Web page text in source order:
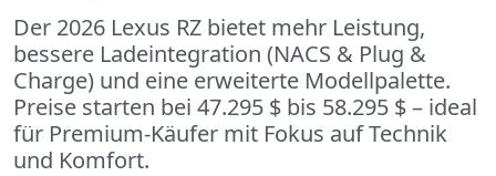
Der 2026 Lexus RZ bietet mehr Leistung,
bessere Ladeintegration (NACS & Plug &
Charge) und eine erweiterte Modellpalette.
Preise starten bei 47.295 $ bis 58.295 $ – ideal
für Premium-Käufer mit Fokus auf Technik
und Komfort.